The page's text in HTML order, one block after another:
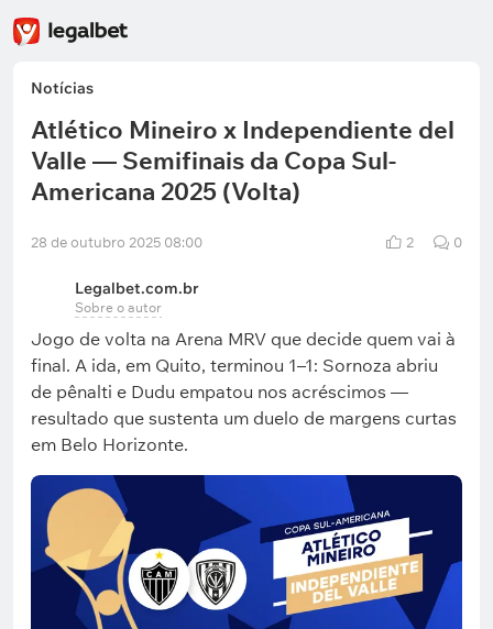
Notícias
Atlético Mineiro x Independiente del
Valle — Semifinais da Copa Sul-
Americana 2025 (Volta)
28 de outubro 2025 08:00 2 0
Legalbet.com.br
Sobre o autor
Jogo de volta na Arena MRV que decide quem vai à
final. A ida, em Quito, terminou 1–1: Sornoza abriu
de pênalti e Dudu empatou nos acréscimos —
resultado que sustenta um duelo de margens curtas
em Belo Horizonte.